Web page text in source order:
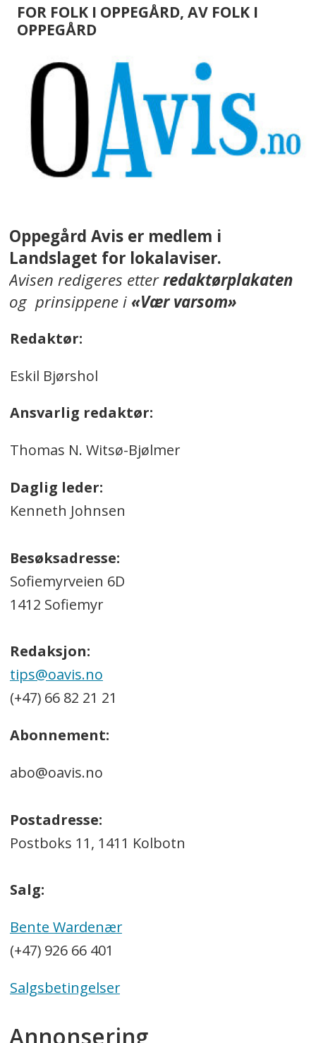
FOR FOLK I OPPEGÅRD, AV FOLK I
OPPEGÅRD
Oppegård Avis er medlem i
Landslaget for lokalaviser.
Avisen redigeres etterredaktørplakaten
og prinsippene i«Vær varsom»
Redaktør:
Eskil Bjørshol
Ansvarlig redaktør:
Thomas N. Witsø-Bjølmer
Daglig leder:
Kenneth Johnsen
Besøksadresse:
Sofiemyrveien 6D
1412 Sofiemyr
Redaksjon:
tips@oavis.no
(+47) 66 82 21 21
Abonnement:
abo@oavis.no
Postadresse:
Postboks 11, 1411 Kolbotn
Salg:
Bente Wardenær
(+47) 926 66 401
Salgsbetingelser
Annonsering